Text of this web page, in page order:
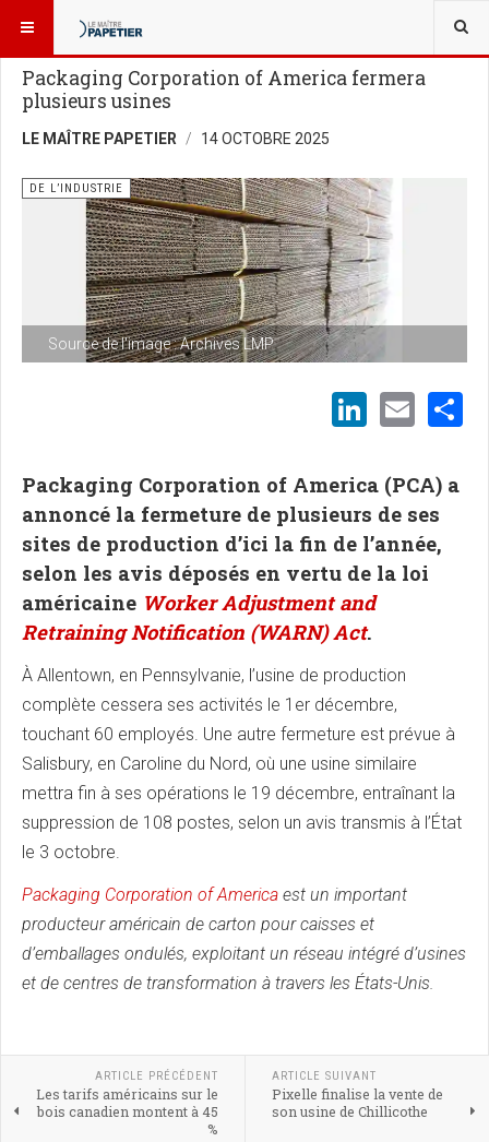
VOUS ÊTES ICI :
Packaging Corporation of America fermera
plusieurs usines
LE MAÎTRE PAPETIER 14 OCTOBRE 2025
Source de l'image : Archives LMP
DE L’INDUSTRIE
Packaging Corporation of America (PCA) a
annoncé la fermeture de plusieurs de ses
sites de production d’ici la fin de l’année,
selon les avis déposés en vertu de la loi
américaine Worker Adjustment and
Retraining Notification (WARN) Act.
À Allentown, en Pennsylvanie, l’usine de production
complète cessera ses activités le 1er décembre,
touchant 60 employés. Une autre fermeture est prévue à
Salisbury, en Caroline du Nord, où une usine similaire
mettra fin à ses opérations le 19 décembre, entraînant la
suppression de 108 postes, selon un avis transmis à l’État
le 3 octobre.
Packaging Corporation of America est un important
producteur américain de carton pour caisses et
d’emballages ondulés, exploitant un réseau intégré d’usines
et de centres de transformation à travers les États-Unis.
ARTICLE PRÉCÉDENT
Les tarifs américains sur le
bois canadien montent à 45
%
ARTICLE SUIVANT
Pixelle finalise la vente de
son usine de Chillicothe